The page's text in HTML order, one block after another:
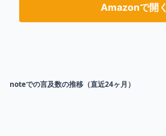
Amazonで開く
noteでの言及数の推移（直近24ヶ月）